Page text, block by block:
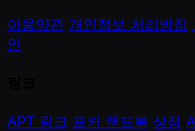
이용약관 개인정보 처리방침
인
APT 링크 포커 핸드북 상점